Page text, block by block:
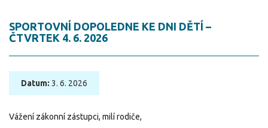
SPORTOVNÍ DOPOLEDNE KE DNI DĚTÍ –
ČTVRTEK 4. 6. 2026
Datum: 3. 6. 2026
Vážení zákonní zástupci, milí rodiče,